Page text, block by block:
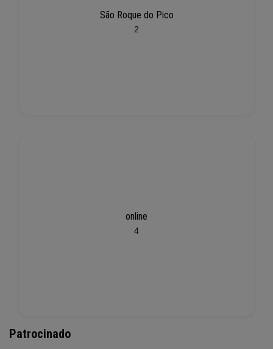
São Roque do Pico
2
online
4
Patrocinado